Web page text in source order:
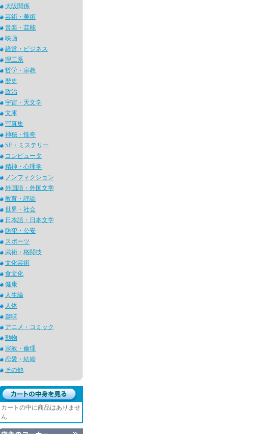
大阪関係
芸術・美術
音楽・芸能
映画
経営・ビジネス
理工系
哲学・宗教
歴史
政治
宇宙・天文学
文庫
写真集
神秘・怪奇
SF・ミステリー
コンピュータ
精神・心理学
ノンフィクション
外国語・外国文学
教育・評論
世界・社会
日本語・日本文学
防犯・公安
スポーツ
武術・格闘技
文化芸術
食文化
健康
人生論
人体
趣味
アニメ・コミック
動物
宗教・倫理
恋愛・結婚
その他
カートの中に商品はありませ
ん